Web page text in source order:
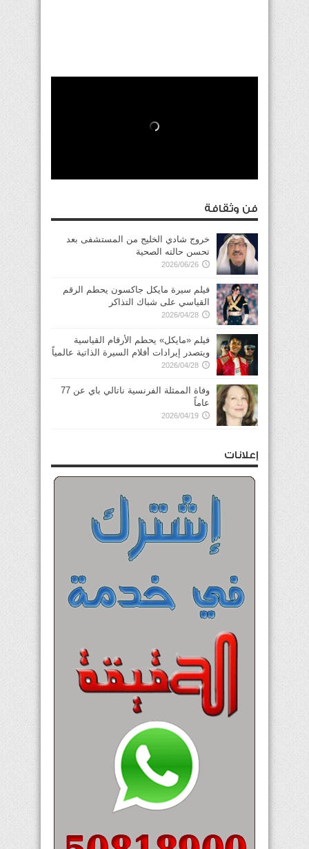
فن وثقافة
خروج شادي الخليج من المستشفى بعد
تحسن حالته الصحية
2026/06/26
فيلم سيرة مايكل جاكسون يحطم الرقم
القياسي على شباك التذاكر
2026/04/28
فيلم «مايكل» يحطم الأرقام القياسية
ويتصدر إيرادات أفلام السيرة الذاتية عالمياً
2026/04/28
وفاة الممثلة الفرنسية ناتالي باي عن 77
عاماً
2026/04/19
إعلانات